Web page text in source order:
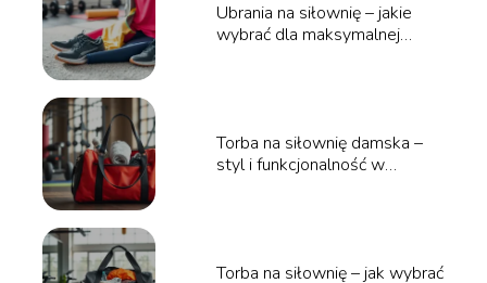
Ubrania na siłownię – jakie
wybrać dla maksymalnej
Torba na siłownię damska –
styl i funkcjonalność w
Torba na siłownię – jak wybrać